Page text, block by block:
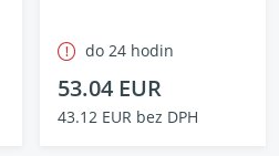
do 24 hodin
53.04 EUR
43.12 EUR bez DPH